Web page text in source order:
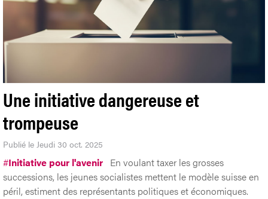
Une initiative dangereuse et
trompeuse
Publié le Jeudi 30 oct. 2025
#Initiative pour l'avenir En voulant taxer les grosses
successions, les jeunes socialistes mettent le modèle suisse en
péril, estiment des représentants politiques et économiques.